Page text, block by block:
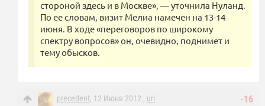
стороной здесь и в Москве», — уточнила Нуланд.
По ее словам, визит Мелиа намечен на 13-14
июня. В ходе «переговоров по широкому
спектру вопросов» он, очевидно, поднимет и
тему обысков.
-16
precedent, 12 Июня 2012 , url